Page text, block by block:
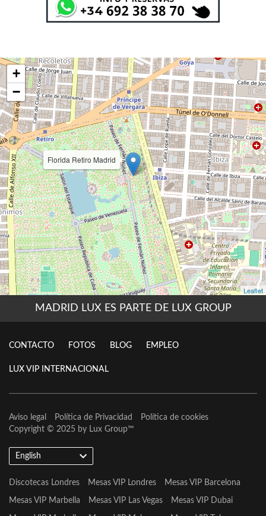
MADRID LUX ES PARTE DE LUX GROUP
CONTACTO FOTOS BLOG EMPLEO
LUX VIP INTERNACIONAL
Aviso legal Política de Privacidad
Política de cookies
Copyright © 2025 by Lux Group™
English
Discotecas Londres Mesas VIP Londres Mesas VIP Barcelona
Mesas VIP Marbella Mesas VIP Las Vegas Mesas VIP Dubai